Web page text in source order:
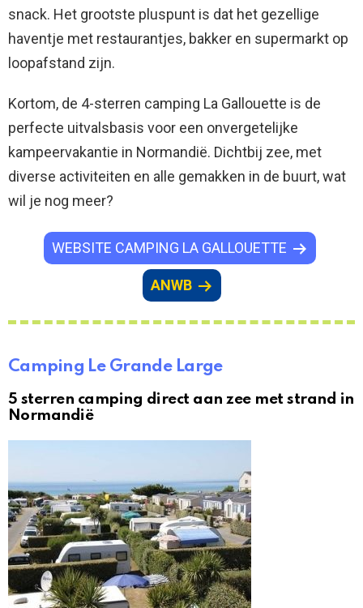
snack. Het grootste pluspunt is dat het gezellige
haventje met restaurantjes, bakker en supermarkt op
loopafstand zijn.
Kortom, de 4-sterren camping La Gallouette is de
perfecte uitvalsbasis voor een onvergetelijke
kampeervakantie in Normandië. Dichtbij zee, met
diverse activiteiten en alle gemakken in de buurt, wat
wil je nog meer?
WEBSITE CAMPING LA GALLOUETTE
ANWB
Camping Le Grande Large
5 sterren camping direct aan zee met strand in
Normandië